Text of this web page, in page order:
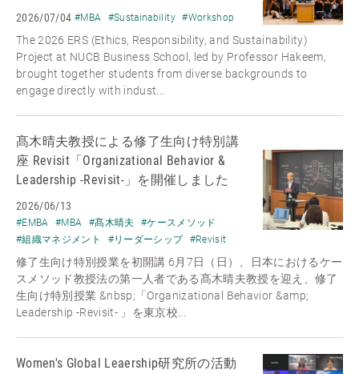
2026/07/04 #MBA #Sustainability #Workshop
The 2026 ERS (Ethics, Responsibility, and Sustainability)
Project at NUCB Business School, led by Professor Hakeem,
brought together students from diverse backgrounds to
engage directly with indust...
髙木晴夫教授による修了生向け特別講
座 Revisit「Organizational Behavior &
Leadership -Revisit-」を開催しました
2026/06/13
#EMBA #MBA #髙木晴夫
#ケースメソッド
#組織マネジメント
#リーダーシップ #Revisit
修了生向け特別授業を初開講 6月7日（日）、日本におけるケー
スメソッド教授法の第一人者である髙木晴夫教授を迎え、修了
生向け特別授業 &nbsp;「Organizational Behavior &amp;
Leadership -Revisit- 」を東京校...
Women's Global Leaership研究所の活動